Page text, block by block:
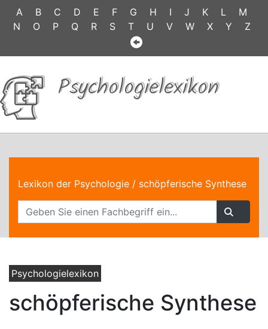
A B C D E F G H I J K L
M
N
O P Q R S T U V W X Y Z
Psychologielexikon
Lexikon der Psychologie / schöpferische Synthese
Psychologielexikon
schöpferische Synthese